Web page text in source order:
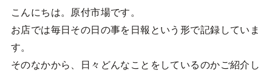
こんにちは。原付市場です。
お店では毎日その日の事を日報という形で記録していま
す。
そのなかから、日々どんなことをしているのかご紹介し